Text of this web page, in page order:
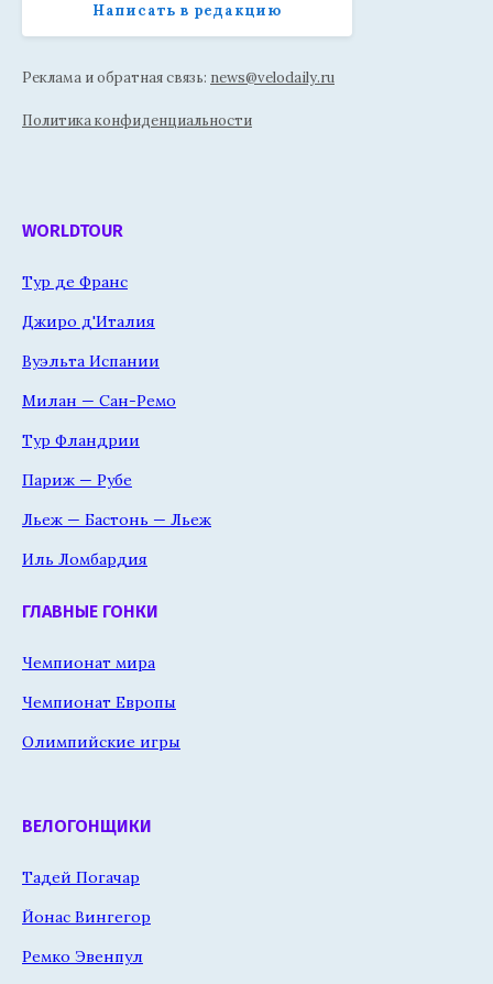
Написать в редакцию
Реклама и обратная связь: news@velodaily.ru
Политика конфиденциальности
WORLDTOUR
Тур де Франс
Джиро д'Италия
Вуэльта Испании
Милан — Сан-Ремо
Тур Фландрии
Париж — Рубе
Льеж — Бастонь — Льеж
Иль Ломбардия
ГЛАВНЫЕ ГОНКИ
Чемпионат мира
Чемпионат Европы
Олимпийские игры
ВЕЛОГОНЩИКИ
Тадей Погачар
Йонас Вингегор
Ремко Эвенпул